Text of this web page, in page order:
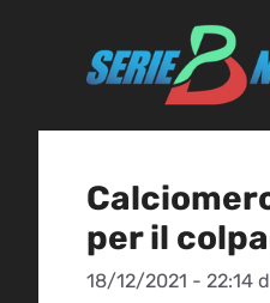
per il
18/12/2021 - 22:14